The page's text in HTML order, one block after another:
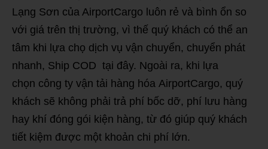
Lạng Sơn của AirportCargo luôn rẻ và bình ổn so
với giá trên thị trường, vì thế quý khách có thể an
tâm khi lựa chọ dịch vụ vận chuyển, chuyển phát
nhanh, Ship COD tại đây. Ngoài ra, khi lựa
chọn công ty vận tải hàng hóa AirportCargo, quý
khách sẽ không phải trả phí bốc dỡ, phí lưu hàng
hay khí đóng gói kiện hàng, từ đó giúp quý khách
tiết kiệm được một khoản chi phí lớn.